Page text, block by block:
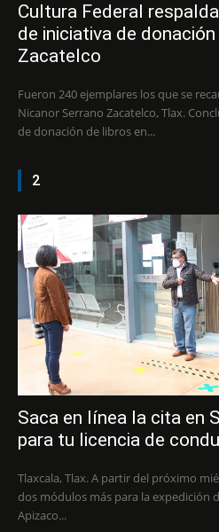
Cultura Federal
de iniciativa de
Zacatelco
Fueron 240 ejemplares los que se
Nicanor Serrano Zacatelco, Tlax. Concluyó con gran éxito la campaña
de donación de libros en...
2
Saca en línea la cita en
para tu licencia de
Tlaxcala, Tlax. A partir del próximo
dos módulos más para la expedición
Apizaco...